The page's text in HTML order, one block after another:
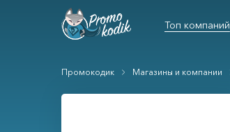
Топ компаний
Промокодик Магазины и компании